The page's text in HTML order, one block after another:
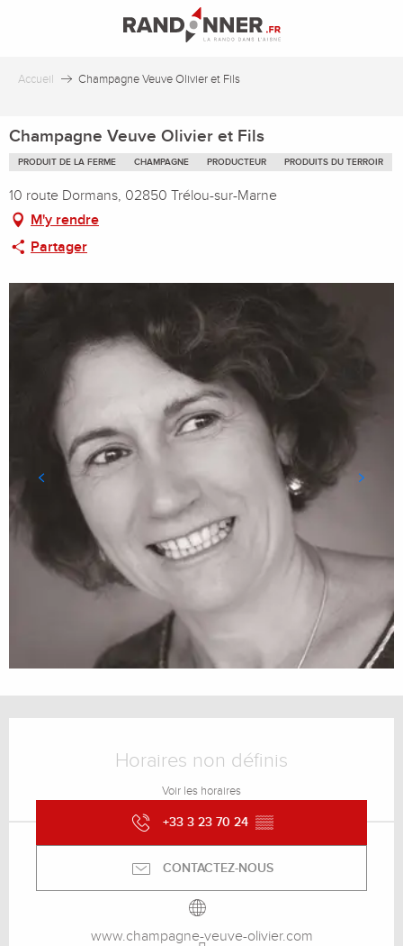
principal
Accueil Champagne Veuve Olivier et Fils
Champagne Veuve Olivier et Fils
PRODUIT DE LA FERME CHAMPAGNE PRODUCTEUR PRODUITS DU TERROIR
10 route Dormans, 02850 Trélou-sur-Marne
M'y rendre
Partager
Horaires non définis
Voir les horaires
+33 3 23 70 24 ▒▒
CONTACTEZ-NOUS
www.champagne-veuve-olivier.com